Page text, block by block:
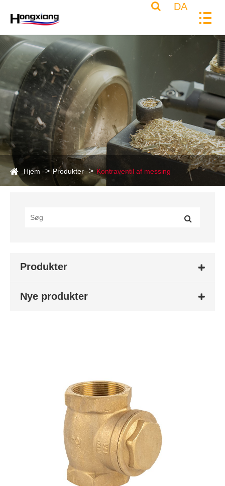
DA
Hjem Produkter Kontraventil af messing
Produkter
Nye produkter